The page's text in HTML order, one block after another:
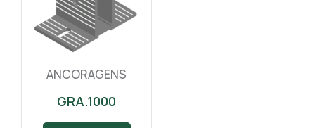
ANCORAGENS
GRA.1000